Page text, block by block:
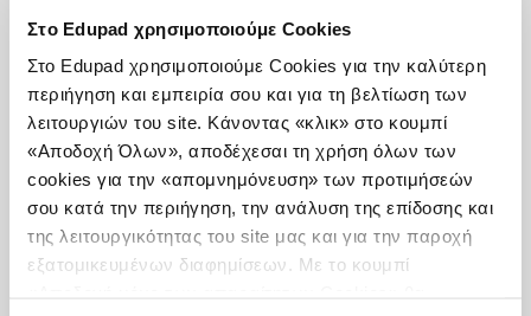
Στο Edupad χρησιμοποιούμε Cookies
Στο Edupad χρησιμοποιούμε Cookies για την καλύτερη
περιήγηση και εμπειρία σου και για τη βελτίωση των
λειτουργιών του site. Κάνοντας «κλικ» στο κουμπί
«Αποδοχή Όλων», αποδέχεσαι τη χρήση όλων των
cookies για την «απομνημόνευση» των προτιμήσεών
σου κατά την περιήγηση, την ανάλυση της επίδοσης και
της λειτουργικότητας του site μας και για την παροχή
εξατομικευμένων διαφημίσεων. Με το κουμπί
ποσοστό διαφάνειας.
Να σχεδιάσει ελεύθερα, ορίζοντας χρώμα
γραφίδας, πάχος και ποσοστό διαφάνειας.
Να δημιουργήσει σχέδια ή και υπογραφή, με
απόκριση πένας.
Αξιοποίηση της εφαρμογής στην
εκπαιδευτική διαδικασία.
μαθητές
"ανοίγοντας" το ψηφιακό τους
βιβλίο ή οποιοδήποτε άλλο ανάγνωσμα,